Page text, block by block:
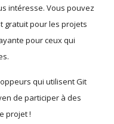
intéresse. Vous pouvez
pour ceux qui
qui utilisent Git
de participer à des
projet !